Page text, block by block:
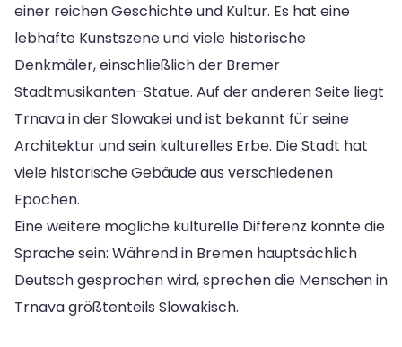
einer reichen Geschichte und Kultur. Es hat eine
lebhafte Kunstszene und viele historische
Denkmäler, einschließlich der Bremer
Stadtmusikanten-Statue. Auf der anderen Seite liegt
Trnava in der Slowakei und ist bekannt für seine
Architektur und sein kulturelles Erbe. Die Stadt hat
viele historische Gebäude aus verschiedenen
Epochen.
Eine weitere mögliche kulturelle Differenz könnte die
Sprache sein: Während in Bremen hauptsächlich
Deutsch gesprochen wird, sprechen die Menschen in
Trnava größtenteils Slowakisch.